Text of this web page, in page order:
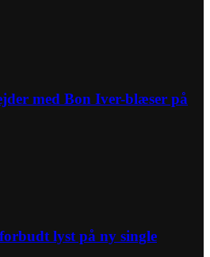
med Bon Iver-blæser på
lyst på ny single